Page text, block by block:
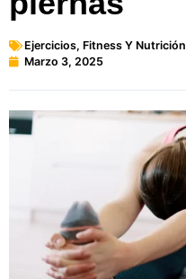
Ejercicios, Fitness Y Nutrición
Marzo 3, 2025